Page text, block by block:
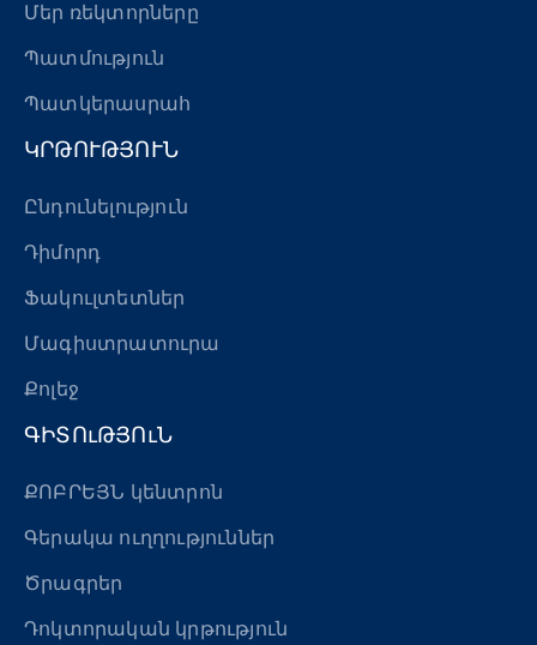
Մեր ռեկտորները
Պատմություն
Պատկերասրահ
ԿՐԹՈՒԹՅՈՒՆ
Ընդունելություն
Դիմորդ
Ֆակուլտետներ
Մագիստրատուրա
Քոլեջ
ԳԻՏՈւԹՅՈւՆ
ՔՈԲՐԵՅՆ կենտրոն
Գերակա ուղղություններ
Ծրագրեր
Դոկտորական կրթություն